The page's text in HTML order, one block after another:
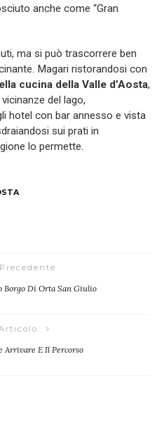
anche come “Gran
ma si può trascorrere ben
Magari ristorandosi con
cucina della Valle d’Aosta,
del lago,
hotel con bar annesso e vista
sui prati in
lo permette.
Borgo Di Orta San Giulio
Arrivare E Il Percorso